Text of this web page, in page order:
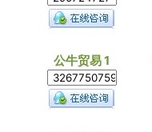
公牛贸易 1